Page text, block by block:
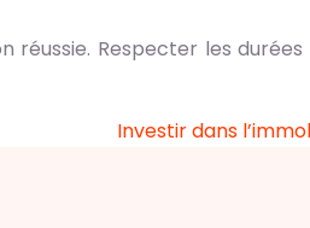
Respecter les
Investir dans